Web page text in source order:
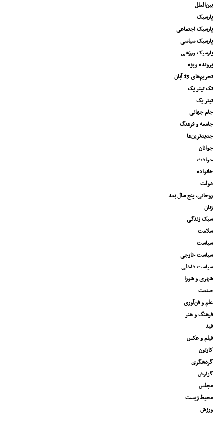
بین‌الملل
پارسیک
پارسیک اجتماعی
پارسیک سیاسی
پارسیک ورزشی
پرونده ویژه
تحریم‌های 13 آبان
تک تیتر یک
تیتر یک
جام جهانی
جامعه و فرهنگ
جدیدترین‌ها
جوانان
حوادث
خانواده
دولت
روحانی، پنج سال بعد
زنان
سبک زندگی
سلامت
سیاست
سیاست خارجی
سیاست داخلی
شهری و شورا
صنعت
علم و فن‌آوری
فرهنگ و هنر
فید
فیلم و عکس
کارتون
گردشگری
گزارش
مجلس
محیط زیست
ورزش